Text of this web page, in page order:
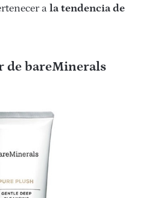
a la tendencia de
de bareMinerals